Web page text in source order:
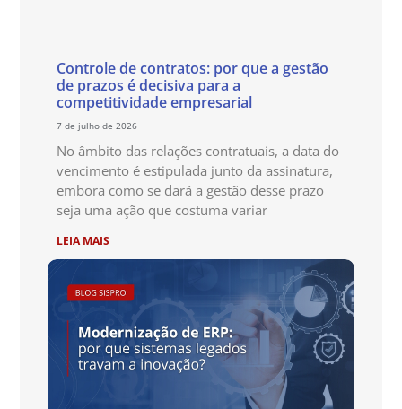
Controle de contratos: por que a gestão
de prazos é decisiva para a
competitividade empresarial
7 de julho de 2026
No âmbito das relações contratuais, a data do
vencimento é estipulada junto da assinatura,
embora como se dará a gestão desse prazo
seja uma ação que costuma variar
LEIA MAIS